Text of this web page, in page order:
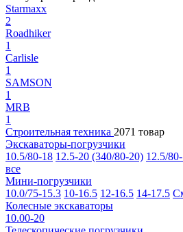
Starmaxx
2
Roadhiker
1
Carlisle
1
SAMSON
1
MRB
1
Строительная техника 2071 товар
Экскаваторы-погрузчики
10.5/80-18 12.5-20 (340/80-20) 12.5/
все
Мини-погрузчики
10.0/75-15.3 10-16.5 12-16.5 14-17.5
Колесные экскаваторы
10.00-20